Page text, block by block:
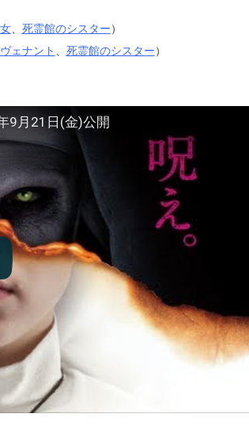
、 死霊館のシスター）
ェナント 死霊館のシスター）
9月21日(金)公開